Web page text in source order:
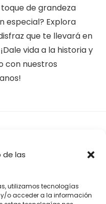
las
utilizamos tecnologías
o acceder a la información
de grandeza
especial? Explora
que te llevará en
vida a la historia y
con nuestros
divertidos, así como todo
para tu disfraz o tus
a comprar en Amazon,